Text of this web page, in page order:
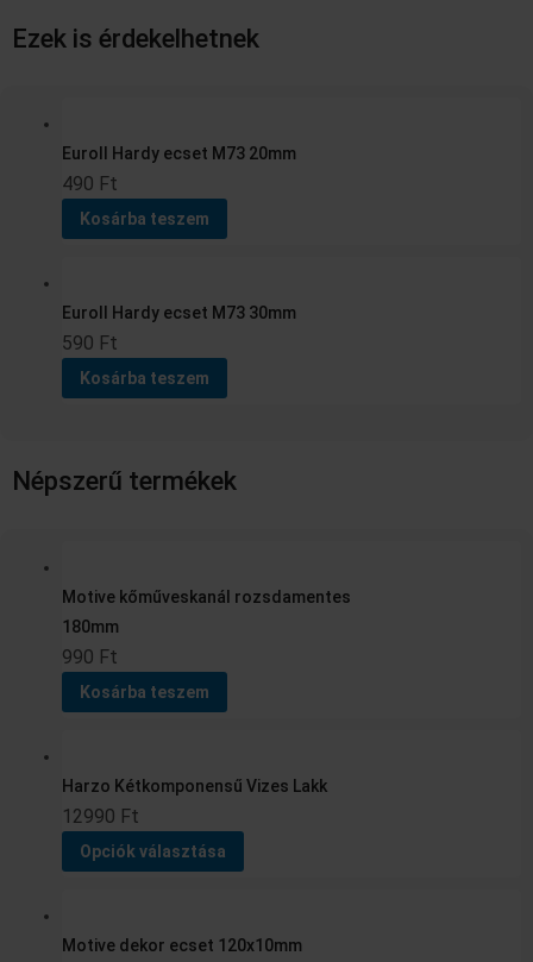
Ezek is érdekelhetnek
Euroll Hardy ecset M73 20mm
490 Ft
Kosárba teszem
Euroll Hardy ecset M73 30mm
590 Ft
Kosárba teszem
Népszerű termékek
Motive kőműveskanál rozsdamentes
180mm
990 Ft
Kosárba teszem
Harzo Kétkomponensű Vizes Lakk
12990 Ft
Opciók választása
terméknek
a
ki
Motive dekor ecset 120x10mm